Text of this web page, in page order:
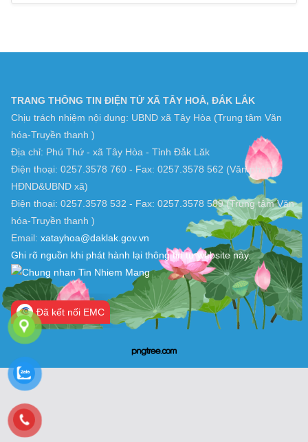
TRANG THÔNG TIN ĐIỆN TỬ XÃ TÂY HOÀ, ĐẮK LẮK
Chịu trách nhiệm nội dung: UBND xã Tây Hòa (Trung tâm Văn
hóa-Truyền thanh )
Địa chỉ: Phú Thứ - xã Tây Hòa - Tỉnh Đắk Lăk
Điện thoại: 0257.3578 760 - Fax: 0257.3578 562 (Văn phòng
HĐND&UBND xã)
Điện thoại: 0257.3578 532 - Fax: 0257.3578 589 (Trung tâm Văn
hóa-Truyền thanh )
Email:xatayhoa@daklak.gov.vn
Ghi rõ nguồn khi phát hành lại thông tin từ website này.
Đã kết nối EMC